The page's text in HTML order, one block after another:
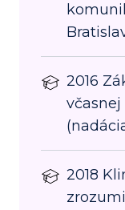
2016
2018